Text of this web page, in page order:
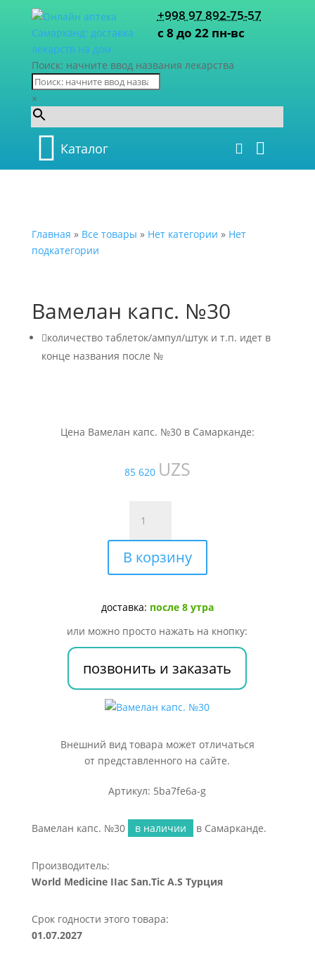
+998 97 892-75-57
с 8 до 22 пн-вс
Поиск: начните ввод названия лекарства
×
Каталог
Главная » Все товары » Нет категории » Нет
подкатегории
Вамелан капс. №30
количество таблеток/ампул/штук и т.п. идет в
конце названия после №
Цена Вамелан капс. №30 в Самарканде:
85 620 UZS
товара
Вамелан
капс.
№30
В корзину
доставка: после 8 утра
или можно просто нажать на кнопку:
позвонить и заказать
Внешний вид товара может отличаться
от представленного на сайте.
Артикул: 5ba7fe6a-g
Вамелан капс. №30 в наличии в Самарканде.
Производитель:
World Мedicine IIac San.Tic A.S Турция
Срок годности этого товара:
01.07.2027